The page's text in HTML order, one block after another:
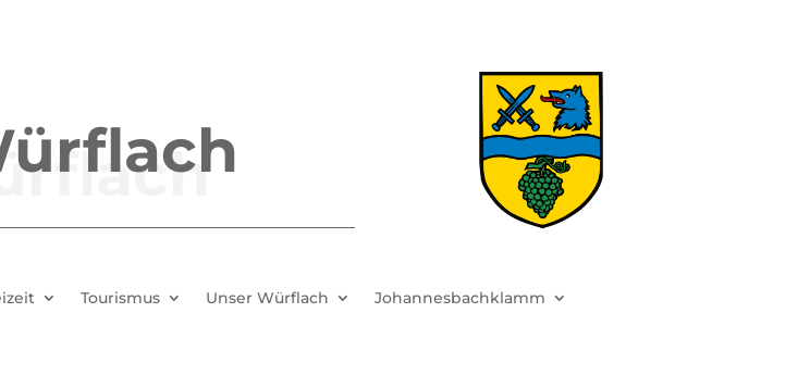
Tourismus Unser Würflach Johannesbachklamm